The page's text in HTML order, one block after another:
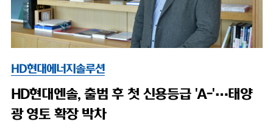
HD현대에너지솔루션
HD현대엔솔, 출범 후 첫 신용등급 'A-'…태양
광 영토 확장 박차